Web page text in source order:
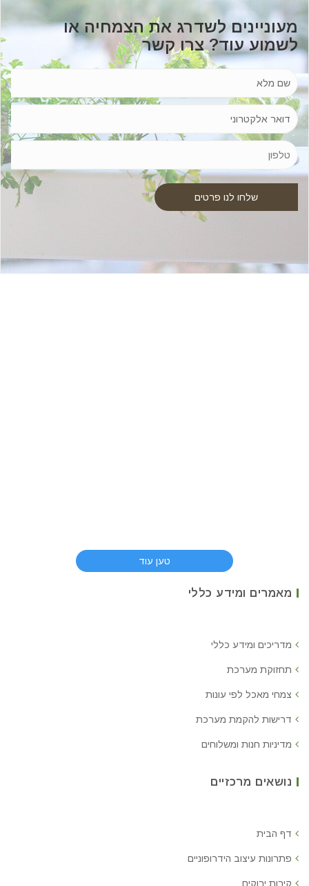
מעוניינים לשדרג את הצמחיה או
לשמוע עוד? צרו קשר
טען עוד
מאמרים ומידע כללי
מדריכים ומידע כללי
תחזוקת מערכת
צמחי מאכל לפי עונות
דרישות להקמת מערכת
מדיניות חנות ומשלוחים
נושאים מרכזיים
דף הבית
פתרונות עיצוב הידרופוניים
קירות ירוקים